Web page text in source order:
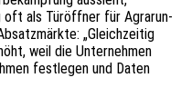
oft als Türöff­ner für Agrar­un­
„Gleich­zei­tig
weil die Unter­neh­men
fest­le­gen und Daten